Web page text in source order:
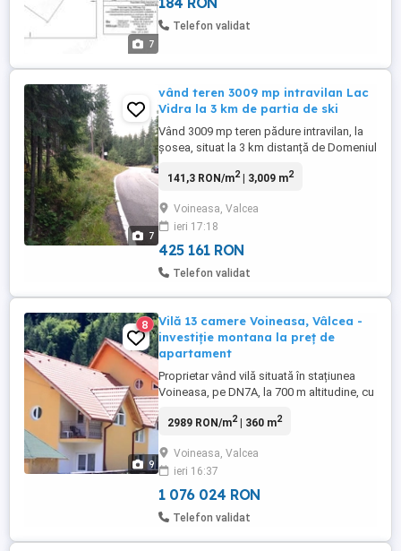
7
aprobat pentru dezvoltarea zonei turistice,
are deschidere directa la raul Lotru si un
Telefon validat
7
vând teren 3009 mp intravilan Lac
Vidra la 3 km de partia de ski
Vând 3009 mp teren pădure intravilan, la
șosea, situat la 3 km distanță de Domeniul
situat pe partea stângă a șoselei, când vii
Ca reper vizual din mașină, sunt două
plăcuțe din tablă maro scrise cu galben,
puse de mine pe ...
141,3 RON/m2| 3,009 m2
Voineasa, Valcea
ieri 17:18
425 161 RON
Telefon validat
9
8
Vilă 13 camere Voineasa, Vâlcea -
investiție montana la preț de
apartament
Proprietar vând vilă situată în stațiunea
Voineasa, pe DN7A, la 700 m altitudine, cu
Munții Lotrului. Zonă cu aer curat, climat
și Transalpina Ski Resort (30 km).
Proprietatea are 450 mp construiți, 360 mp
utili, 600 mp ...
2989 RON/m2| 360 m2
Voineasa, Valcea
ieri 16:37
1 076 024 RON
Telefon validat